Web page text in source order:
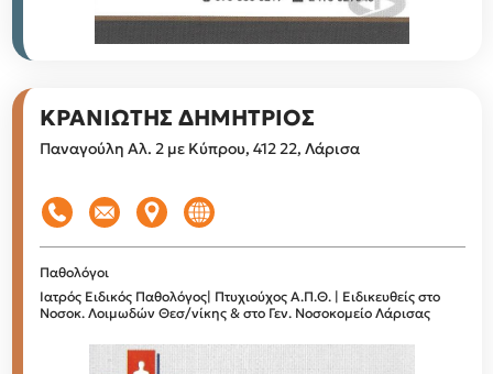
ΚΡΑΝΙΩΤΗΣ ΔΗΜΗΤΡΙΟΣ
Παναγούλη Αλ. 2 με Κύπρου, 412 22, Λάρισα
Παθολόγοι
Ιατρός Ειδικός Παθολόγος| Πτυχιούχος Α.Π.Θ. | Ειδικευθείς στο
Νοσοκ. Λοιμωδών Θεσ/νίκης & στο Γεν. Νοσοκομείο Λάρισας